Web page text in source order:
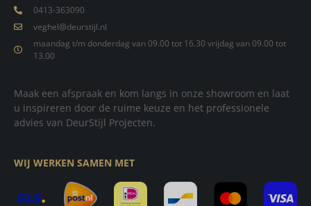
0413-363090
veghel@deurstijl.nl
maandag t/m donderdag van 09.00 tot 16.30 vrijdag van 09.00 tot
13.00
Maak een afspraak en kom langs in onze showroom en laat
u inspireren door de ruime keuze en het professionele
advies van DeurStijl Projecten.
WIJ WERKEN SAMEN MET